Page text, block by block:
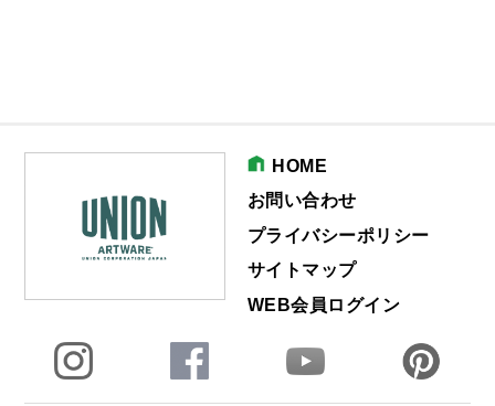
HOME
お問い合わせ
プライバシーポリシー
サイトマップ
WEB会員ログイン